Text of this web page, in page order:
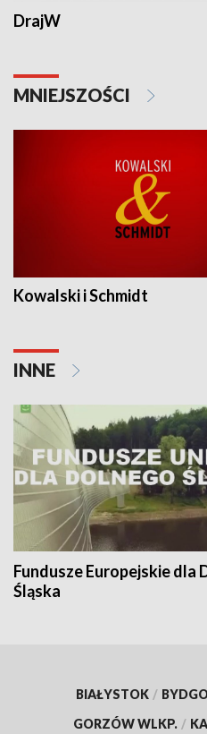
DrajW
MNIEJSZOŚCI
Kowalski i Schmidt
INNE
Fundusze Europejskie dla
Śląska
BIAŁYSTOK /
GORZÓW WLKP. /